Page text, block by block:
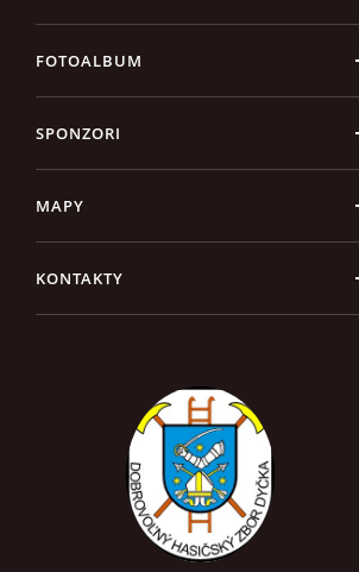
FOTOALBUM
SPONZORI
MAPY
KONTAKTY